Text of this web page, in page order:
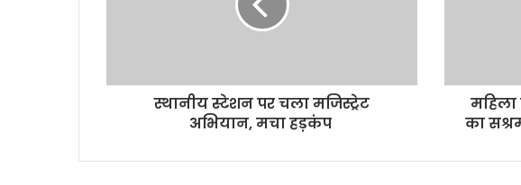
स्थानीय स्टेशन पर चला मजिस्ट्रेट
अभियान, मचा हड़कंप
महिला
का